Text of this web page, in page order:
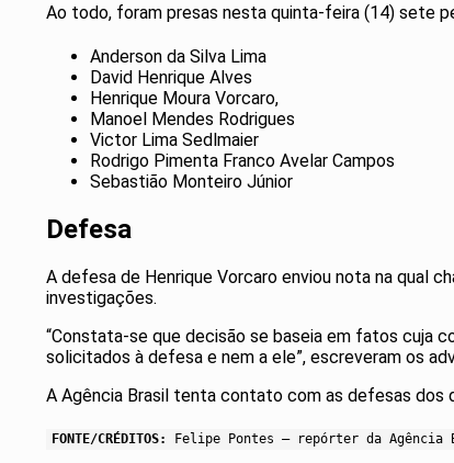
Ao todo, foram presas nesta quinta-feira (14) sete
Anderson da Silva Lima
David Henrique Alves
Henrique Moura Vorcaro,
Manoel Mendes Rodrigues
Victor Lima Sedlmaier
Rodrigo Pimenta Franco Avelar Campos
Sebastião Monteiro Júnior
Defesa
A defesa de Henrique Vorcaro enviou nota na qual
investigações.
“Constata-se que decisão se baseia em fatos cuja
solicitados à defesa e nem a ele”, escreveram os
A Agência Brasil tenta contato com as defesas dos
FONTE/CRÉDITOS: Felipe Pontes – repórter da Agência